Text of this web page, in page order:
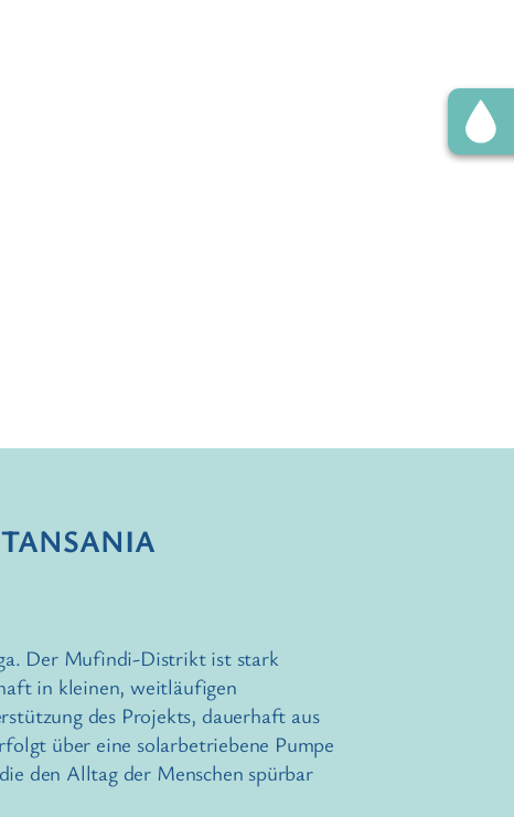
Der Mufindi-Distrikt ist stark
in kleinen, weitläufigen
des Projekts, dauerhaft aus
über eine solarbetriebene Pumpe
den Alltag der Menschen spürbar